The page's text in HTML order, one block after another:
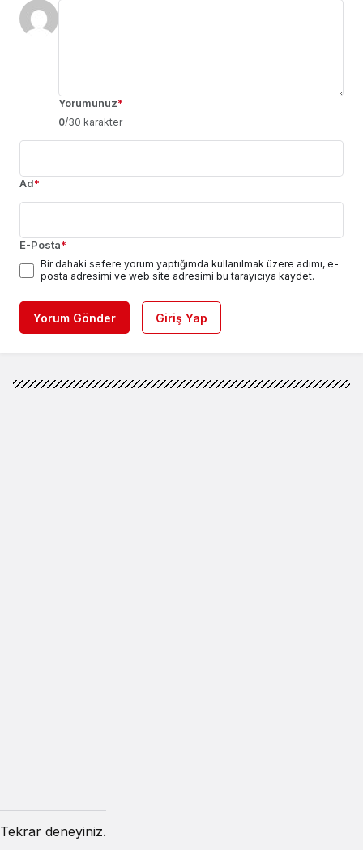
Yorumunuz*
0/30 karakter
Ad*
E-Posta*
Bir dahaki sefere yorum yaptığımda kullanılmak üzere adımı, e-
posta adresimi ve web site adresimi bu tarayıcıya kaydet.
Yorum Gönder Giriş Yap
Tekrar deneyiniz.